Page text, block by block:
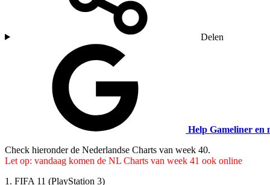
Delen
Help Gameliner en
Check hieronder de Nederlandse Charts van week 40.
Let op: vandaag komen de NL Charts van week 41 ook online
1. FIFA 11 (PlayStation 3)